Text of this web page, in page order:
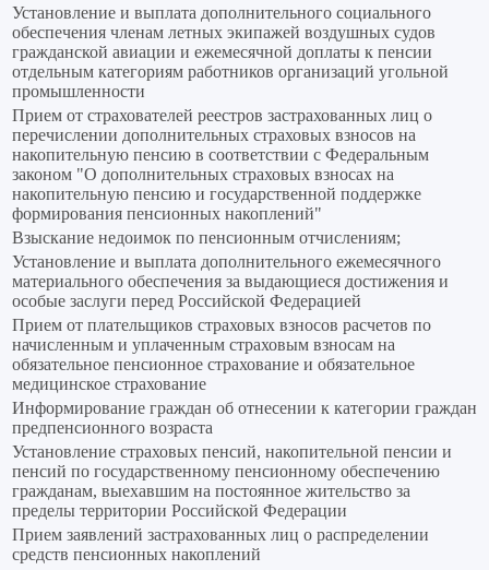
Установление и выплата дополнительного социального
обеспечения членам летных экипажей воздушных судов
гражданской авиации и ежемесячной доплаты к пенсии
отдельным категориям работников организаций угольной
промышленности
Прием от страхователей реестров застрахованных лиц о
перечислении дополнительных страховых взносов на
накопительную пенсию в соответствии с Федеральным
законом "О дополнительных страховых взносах на
накопительную пенсию и государственной поддержке
формирования пенсионных накоплений"
Взыскание недоимок по пенсионным отчислениям;
Установление и выплата дополнительного ежемесячного
материального обеспечения за выдающиеся достижения и
особые заслуги перед Российской Федерацией
Прием от плательщиков страховых взносов расчетов по
начисленным и уплаченным страховым взносам на
обязательное пенсионное страхование и обязательное
медицинское страхование
Информирование граждан об отнесении к категории граждан
предпенсионного возраста
Установление страховых пенсий, накопительной пенсии и
пенсий по государственному пенсионному обеспечению
гражданам, выехавшим на постоянное жительство за
пределы территории Российской Федерации
Прием заявлений застрахованных лиц о распределении
средств пенсионных накоплений